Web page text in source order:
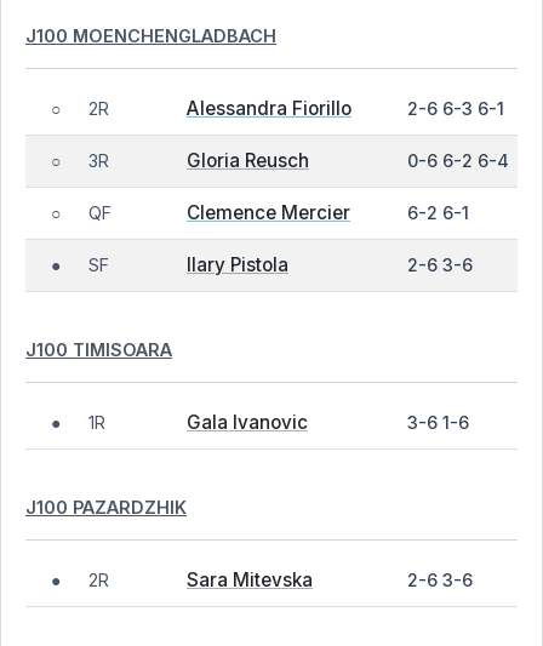
J100 MOENCHENGLADBACH
○ 2R Alessandra Fiorillo 2-6 6-3 6-1
○ 3R Gloria Reusch 0-6 6-2 6-4
○ QF Clemence Mercier 6-2 6-1
● SF Ilary Pistola 2-6 3-6
J100 TIMISOARA
● 1R Gala Ivanovic 3-6 1-6
J100 PAZARDZHIK
● 2R Sara Mitevska 2-6 3-6